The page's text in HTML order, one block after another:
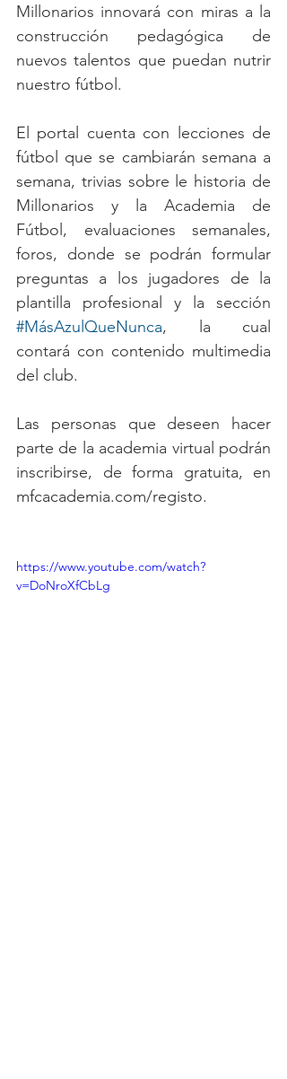
Millonarios innovará con miras a la
construcción pedagógica de
nuevos talentos que puedan nutrir
nuestro fútbol.
El portal cuenta con lecciones de
fútbol que se cambiarán semana a
semana, trivias sobre le historia de
Millonarios y la Academia de
Fútbol, evaluaciones semanales,
foros, donde se podrán formular
preguntas a los jugadores de la
#MásAzulQueNunca, la cual
contará con contenido multimedia
del club.
Las personas que deseen hacer
parte de la academia virtual podrán
inscribirse, de forma gratuita, en
mfcacademia.com/registo.
https://www.youtube.com/watch?
v=DoNroXfCbLg